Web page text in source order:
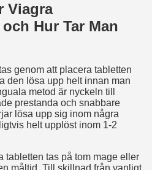
Viagra
Hur Tar Man
genom att placera tabletten
den lösa upp helt innan man
metod är nyckeln till
prestanda och snabbare
lösa upp sig inom några
helt upplöst inom 1-2
tabletten tas på tom mage eller